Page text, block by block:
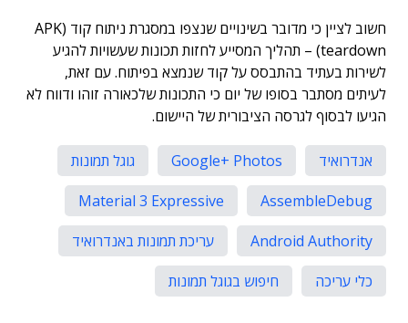
חשוב לציין כי מדובר בשינויים שנצפו במסגרת ניתוח קוד (APK
teardown) – תהליך המסייע לחזות תכונות שעשויות להגיע
לשירות בעתיד בהתבסס על קוד שנמצא בפיתוח. עם זאת,
לעיתים מסתבר בסופו של יום כי התכונות שלכאורה זוהו ודווח לא
הגיעו לבסוף לגרסה הציבורית של היישום.
אנדרואיד Google+ Photos
גוגל תמונות
AssembleDebug
Material 3 Expressive
Android Authority
עריכת תמונות באנדרואיד
כלי עריכה
חיפוש בגוגל תמונות